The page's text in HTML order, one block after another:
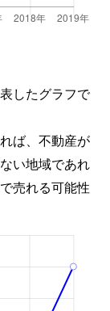
したグラフで
ば、不動産が
い地域であれ
売れる可能性